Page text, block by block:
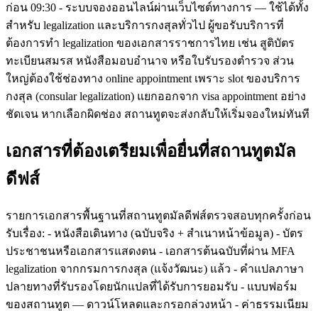
ก่อน 09:30 - ระบบจองออนไลน์ผ่านเว็บไซต์ทางการ — ใช้ได้ทั้ง
สำหรับ legalization และบริการกงสุลทั่วไป ผู้ขอรับบริการที่
ต้องการทำ legalization ของเอกสารราชการไทย เช่น สูติบัตร
ทะเบียนสมรส หนังสือมอบอำนาจ หรือใบรับรองตำรวจ ส่วน
ใหญ่ต้องใช้ช่องทาง online appointment เพราะ slot ของบริการ
กงสุล (consular legalization) แยกออกจาก visa appointment อย่าง
ชัดเจน หากเลือกผิดช่อง สถานทูตจะส่งกลับให้เริ่มจองใหม่ทันที
เอกสารที่ต้องเตรียมเพื่อยื่นที่สถานทูตมัล
ดีฟส์
รายการเอกสารพื้นฐานที่สถานทูตมัลดีฟส์ตรวจสอบทุกครั้งก่อน
รับเรื่อง: - หนังสือเดินทาง (ฉบับจริง + สำเนาหน้าข้อมูล) - บัตร
ประชาชนหรือเอกสารแสดงตน - เอกสารต้นฉบับที่ผ่าน MFA
legalization จากกรมการกงสุล (แจ้งวัฒนะ) แล้ว - คำแปลภาษา
ปลายทางที่รับรองโดยนักแปลที่ได้รับการยอมรับ - แบบฟอร์ม
ของสถานทูต — ดาวน์โหลดและกรอกล่วงหน้า - ค่าธรรมเนียม